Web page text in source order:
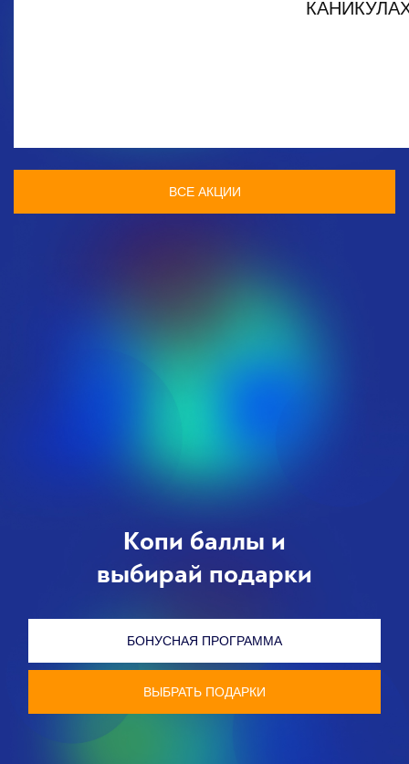
ВСЕ АКЦИИ
Копи баллы и
выбирай подарки
БОНУСНАЯ ПРОГРАММА
ВЫБРАТЬ ПОДАРКИ